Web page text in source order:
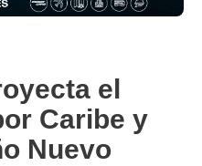
el
Caribe y
Nuevo